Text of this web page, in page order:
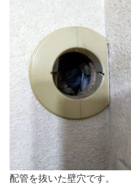
配管を抜いた壁穴です。